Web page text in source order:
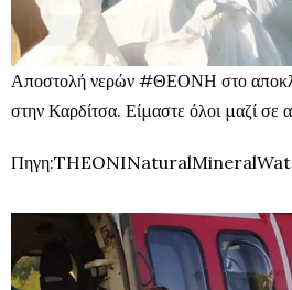
Αποστολή νερών #ΘΕΟΝΗ στο
στην Καρδίτσα. Είμαστε όλοι μαζί σε